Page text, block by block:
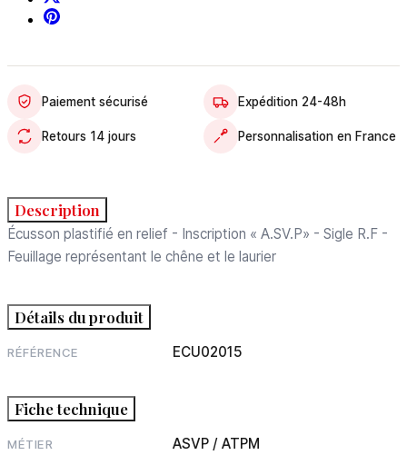
Paiement sécurisé Expédition 24-48h
Retours 14 jours Personnalisation en France
Description
Écusson plastifié en relief - Inscription « A.SV.P» - Sigle R.F -
Feuillage représentant le chêne et le laurier
Détails du produit
RÉFÉRENCE ECU02015
Fiche technique
MÉTIER ASVP / ATPM